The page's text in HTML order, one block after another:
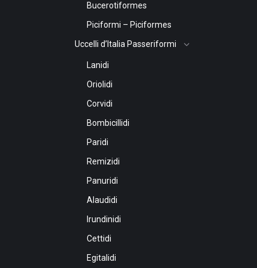
Bucerotiformes
Piciformi – Piciformes
Uccelli d’Italia Passeriformi
Lanidi
Oriolidi
Corvidi
Bombicillidi
Paridi
Remizidi
Panuridi
Alaudidi
Irundinidi
Cettidi
Egitalidi